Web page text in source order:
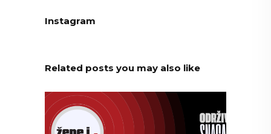
Instagram
Related posts you may also like